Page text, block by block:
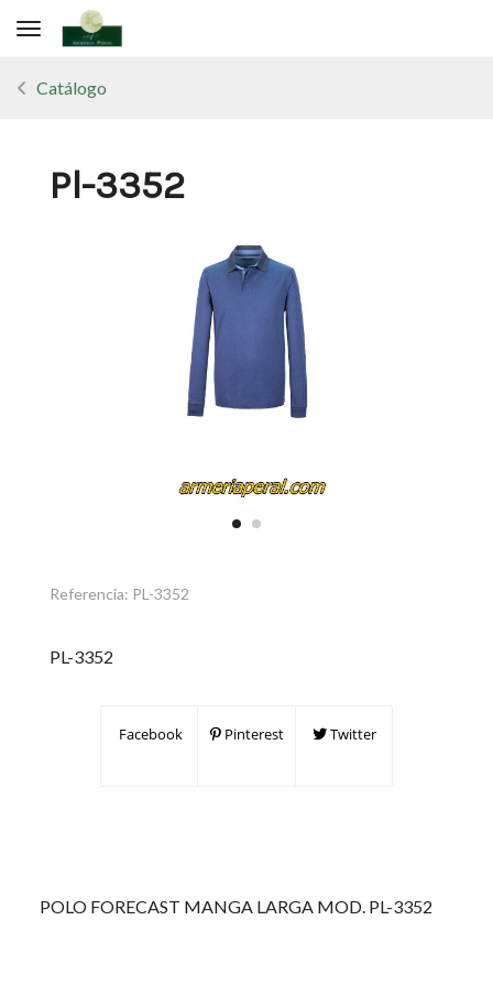
Toggle navigation
Catálogo
Pl-3352
Referencia: PL-3352
PL-3352
Facebook Pinterest Twitter
POLO FORECAST MANGA LARGA MOD. PL-3352